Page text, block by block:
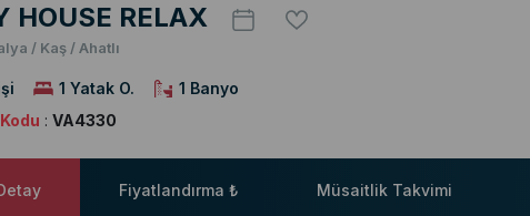
HOUSE RELAX
/ Kaş / Ahatlı
1 Yatak O.
1 Banyo
: VA4330
Fiyatlandırma ₺ Müsaitlik Takvimi